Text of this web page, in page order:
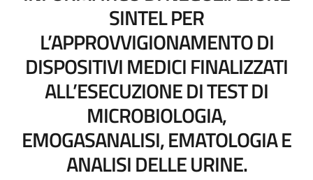
SINTEL PER
L’APPROVVIGIONAMENTO DI
DISPOSITIVI MEDICI FINALIZZATI
ALL’ESECUZIONE DI TEST DI
MICROBIOLOGIA,
EMOGASANALISI, EMATOLOGIA E
ANALISI DELLE URINE.